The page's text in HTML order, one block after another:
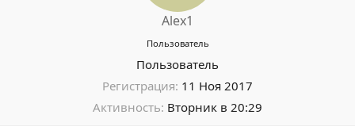
Alex1
Пользователь
Пользователь
Регистрация 11 Ноя 2017
Активность Вторник в 20:29